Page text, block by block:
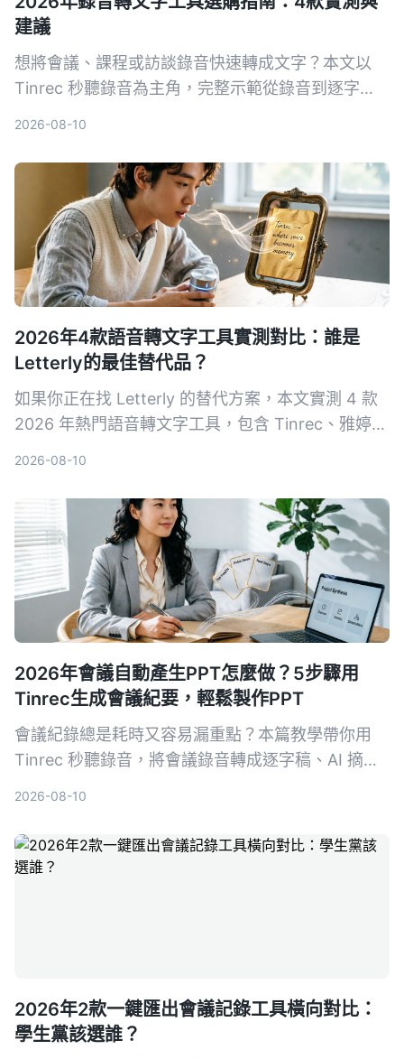
建議
想將會議、課程或訪談錄音快速轉成文字？本文以
Tinrec 秒聽錄音為主角，完整示範從錄音到逐字
音轉文字方案。
2026-08-10
2026年4款語音轉文字工具實測對比：誰是
Letterly的最佳替代品？
如果你正在找 Letterly 的替代方案，本文實測 4 款
2026 年熱門語音轉文字工具，包含 Tinrec、雅婷逐
選擇。
2026-08-10
2026年會議自動產生PPT怎麼做？5步驟用
Tinrec生成會議紀要，輕鬆製作PPT
會議紀錄總是耗時又容易漏重點？本篇教學帶你用
Tinrec 秒聽錄音，將會議錄音轉成逐字稿、AI 摘要
2026-08-10
2026年2款一鍵匯出會議記錄工具橫向對比：
學生黨該選誰？